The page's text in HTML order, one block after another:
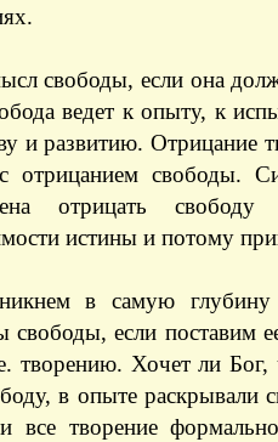
свободы, если она
ведет к опыту, к
и развитию. Отрицание
с отрицанием свободы.
отрицать
истины и потому
в самую глубину
свободы, если поставим
творению. Хочет ли Бог,
в опыте раскрывали
все творение